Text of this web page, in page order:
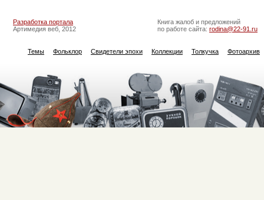
Разработка портала
Артимедия веб, 2012
Книга жалоб и предложений
по работе сайта: rodina@22-91.ru
Темы Фольклор Свидетели эпохи Коллекции Толкучка Фотоархив